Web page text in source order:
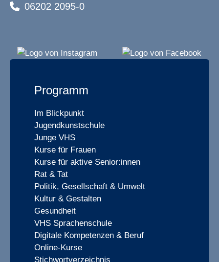
06202 2095-0
Programm
Im Blickpunkt
Jugendkunstschule
Junge VHS
Kurse für Frauen
Kurse für aktive Senior:innen
Rat & Tat
Politik, Gesellschaft & Umwelt
Kultur & Gestalten
Gesundheit
VHS Sprachenschule
Digitale Kompetenzen & Beruf
Online-Kurse
Stichwortverzeichnis